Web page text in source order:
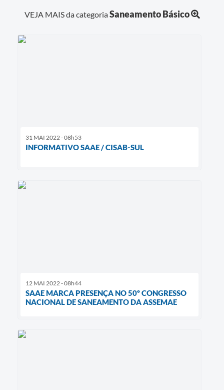
VEJA MAIS da categoriaSaneamento Básico
31 MAI 2022 - 08h53
INFORMATIVO SAAE / CISAB-SUL
12 MAI 2022 - 08h44
SAAE MARCA PRESENÇA NO 50º CONGRESSO
NACIONAL DE SANEAMENTO DA ASSEMAE